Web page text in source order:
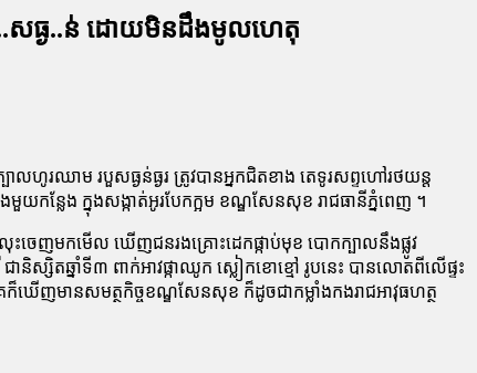
បួ..សធ្ង..ន់ ដោយមិនដឹងមូលហេតុ
ាលហូរឈាម របួសធ្ងន់ធ្ងរ ត្រូវបានអ្នកជិតខាង តេទូរសព្ទហៅរថយន្ត
កន្លែង ក្នុងសង្កាត់អូរបែកក្អម ខណ្ឌសែនសុខ រាជធានីភ្នំពេញ ។
ចេញមកមើល ឃើញជនរងគ្រោះដេកផ្កាប់មុខ បោកក្បាលនឹងផ្លូវ
និស្សិតឆ្នាំទី៣ ពាក់អាវផ្កាឈូក ស្លៀកខោខ្មៅ រូបនេះ បានលោតពីលើផ្ទះ
ក៏ឃើញមានសមត្ថកិច្ចខណ្ឌសែនសុខ ក៏ដូចជាកម្លាំងកងរាជអាវុធហត្ថ